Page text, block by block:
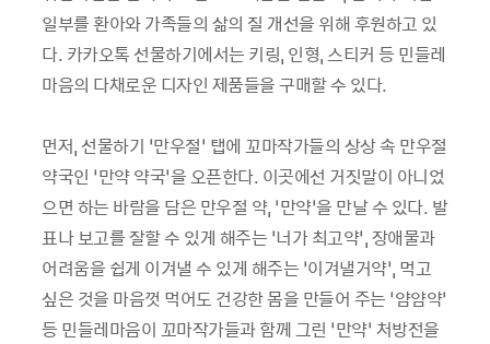
일부를 환아와 가족들의 삶의 질 개선을 위해 후원하고 있
다. 카카오톡 선물하기에서는 키링, 인형, 스티커 등 민들레
마음의 다채로운 디자인 제품들을 구매할 수 있다.
먼저, 선물하기 ‘만우절’ 탭에 꼬마작가들의 상상 속 만우절
약국인 ‘만약 약국’을 오픈한다. 이곳에선 거짓말이 아니었
으면 하는 바람을 담은 만우절 약, ‘만약’을 만날 수 있다. 발
표나 보고를 잘할 수 있게 해주는 ‘너가 최고약’, 장애물과
어려움을 쉽게 이겨낼 수 있게 해주는 ‘이겨낼거약’, 먹고
싶은 것을 마음껏 먹어도 건강한 몸을 만들어 주는 ‘얌얌약’
등 민들레마음이 꼬마작가들과 함께 그린 ‘만약’ 처방전을